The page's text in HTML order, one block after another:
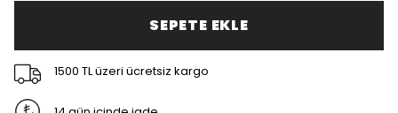
SEPETE EKLE
1500 TL üzeri ücretsiz kargo